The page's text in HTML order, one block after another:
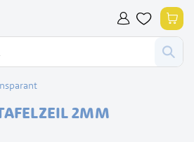
naar
inhoud
2MM